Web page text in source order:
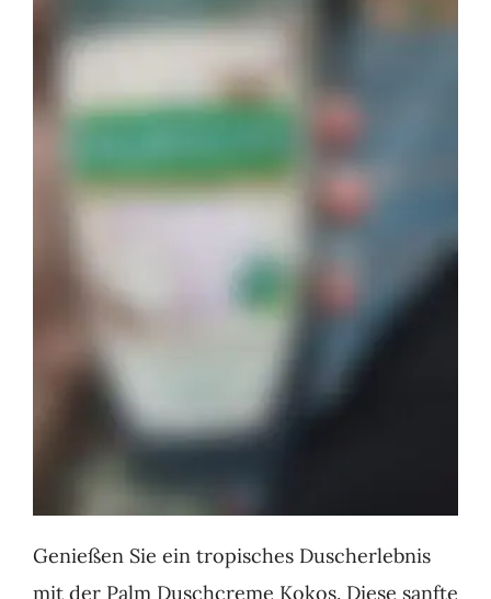
Genießen Sie ein tropisches Duscherlebnis
mit der Palm Duschcreme Kokos. Diese sanfte